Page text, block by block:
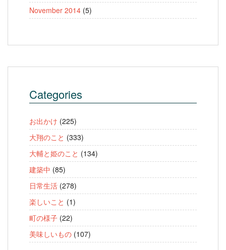
November 2014 (5)
Categories
お出かけ (225)
大翔のこと (333)
大輔と姫のこと (134)
建築中 (85)
日常生活 (278)
楽しいこと (1)
町の様子 (22)
美味しいもの (107)